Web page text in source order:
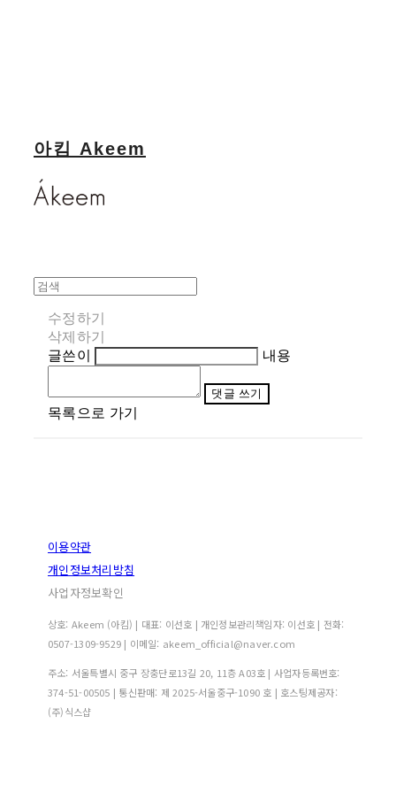
아킴 Akeem
수정하기
삭제하기
글쓴이
내용
댓글 쓰기
목록으로 가기
이용약관
개인정보처리방침
사업자정보확인
상호: Akeem (아킴) | 대표: 이선호 | 개인정보관리책임자: 이선호 | 전화:
0507-1309-9529 | 이메일: akeem_official@naver.com
주소: 서울특별시 중구 장충단로13길 20, 11층 A03호 | 사업자등록번호:
374-51-00505 | 통신판매: 제 2025-서울중구-1090 호 | 호스팅제공자:
(주)식스샵